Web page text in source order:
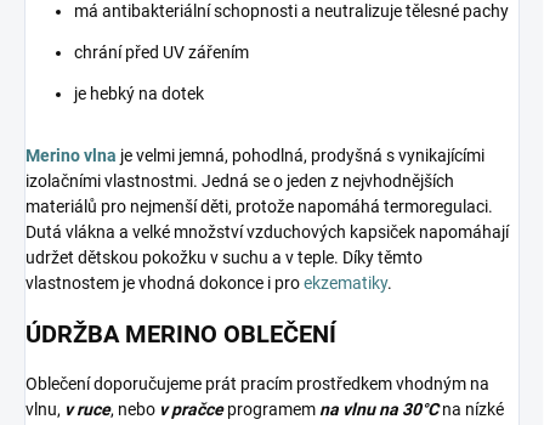
má antibakteriální schopnosti a neutralizuje tělesné pachy
chrání před UV zářením
je hebký na dotek
Merino vlna je velmi jemná, pohodlná, prodyšná s vynikajícími
izolačními vlastnostmi. Jedná se o jeden z nejvhodnějších
materiálů pro nejmenší děti, protože napomáhá termoregulaci.
Dutá vlákna a velké množství vzduchových kapsiček napomáhají
udržet dětskou pokožku v suchu a v teple. Díky těmto
vlastnostem je vhodná dokonce i proekzematiky.
ÚDRŽBA MERINO OBLEČENÍ
Oblečení doporučujeme prát pracím prostředkem vhodným na
vlnu, v ruce, nebo v pračceprogramemna vlnu na 30°Cna nízké